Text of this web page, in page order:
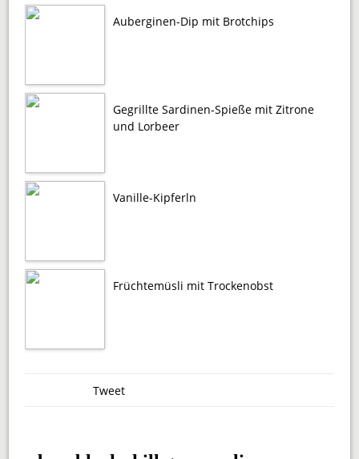
Auberginen-Dip mit Brotchips
Gegrillte Sardinen-Spieße mit Zitrone
und Lorbeer
Vanille-Kipferln
Früchtemüsli mit Trockenobst
Tweet